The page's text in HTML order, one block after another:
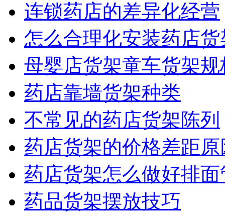
连锁药店的差异化经营
怎么合理化安装药店货
母婴店货架童车货架规
药店靠墙货架种类
不常见的药店货架陈列
药店货架的价格差距原
药店货架怎么做好排面
药品货架摆放技巧